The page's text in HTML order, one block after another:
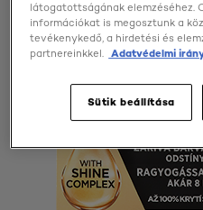
látogatottságának elemzéséhez.
információkat is megosztunk a
tevékenykedő, a hirdetési és
partnereinkkel. Adatvédelmi
Sütik beállítása